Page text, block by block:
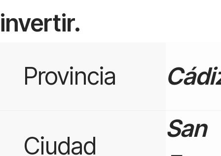
invertir.
Provincia
Ciudad
San